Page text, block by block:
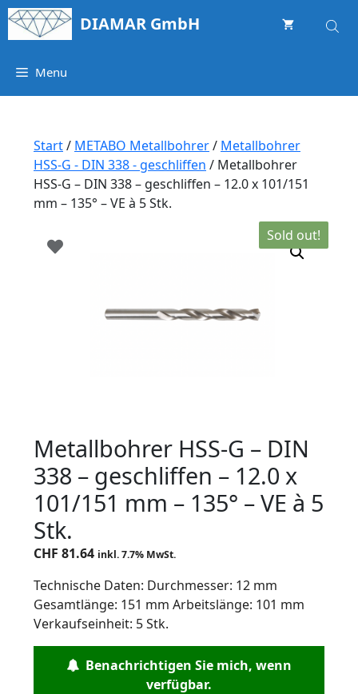
Springe
zum
DIAMAR GmbH
Menu
Start/ METABO Metallbohrer/ Metallbohrer
HSS-G - DIN 338 - geschliffen / Metallbohrer
HSS-G – DIN 338 – geschliffen – 12.0 x 101/151
mm – 135° – VE à 5 Stk.
Sold out!
Metallbohrer HSS-G – DIN
338 – geschliffen – 12.0 x
101/151 mm – 135° – VE à 5
Stk.
CHF 81.64 inkl. 7.7% MwSt.
Technische Daten: Durchmesser: 12 mm
Gesamtlänge: 151 mm Arbeitslänge: 101 mm
Verkaufseinheit: 5 Stk.
Benachrichtigen Sie mich, wenn
verfügbar.